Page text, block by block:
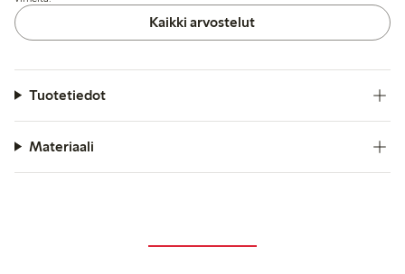
Kaikki arvostelut
Tuotetiedot
Materiaali